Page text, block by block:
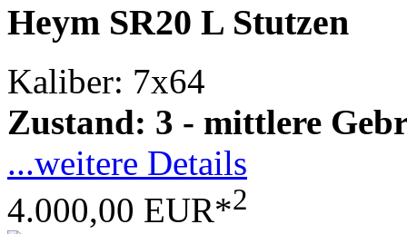
Heym SR20 L Stutzen
Kaliber: 7x64
Zustand: 3 - mittlere
...weitere Details
4.000,00 EUR*2